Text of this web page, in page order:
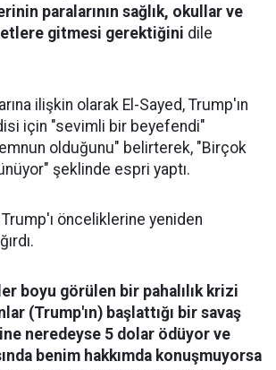
paralarının sağlık, okullar ve
gitmesi gerektiğini dile
ilişkin olarak El-Sayed, Trump'ın
için "sevimli bir beyefendi"
olduğunu" belirterek, "Birçok
şeklinde espri yaptı.
önceliklerine yeniden
boyu görülen bir pahalılık krizi
(Trump'ın) başlattığı bir savaş
neredeyse 5 dolar ödüyor ve
benim hakkımda konuşmuyorsa